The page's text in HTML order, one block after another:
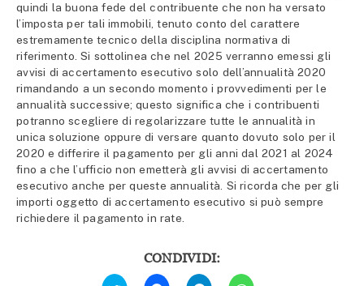
quindi la buona fede del contribuente che non ha versato
l’imposta per tali immobili, tenuto conto del carattere
estremamente tecnico della disciplina normativa di
riferimento. Si sottolinea che nel 2025 verranno emessi gli
avvisi di accertamento esecutivo solo dell’annualità 2020
rimandando a un secondo momento i provvedimenti per le
annualità successive; questo significa che i contribuenti
potranno scegliere di regolarizzare tutte le annualità in
unica soluzione oppure di versare quanto dovuto solo per il
2020 e differire il pagamento per gli anni dal 2021 al 2024
fino a che l’ufficio non emetterà gli avvisi di accertamento
esecutivo anche per queste annualità. Si ricorda che per gli
importi oggetto di accertamento esecutivo si può sempre
richiedere il pagamento in rate.
CONDIVIDI:
Fai
Fai Fai Fai